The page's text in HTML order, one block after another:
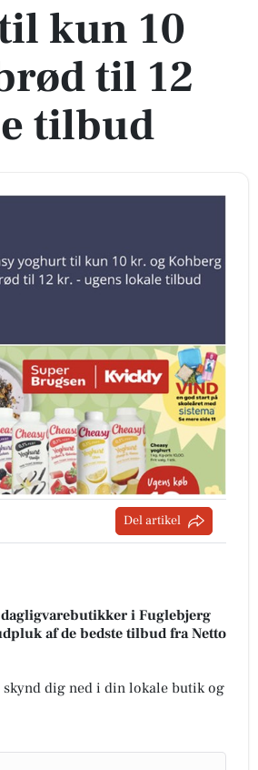
kun 10
til 12
tilbud
Del artikel
i Fuglebjerg
af de bedste tilbud fra Netto
dig ned i din lokale butik og